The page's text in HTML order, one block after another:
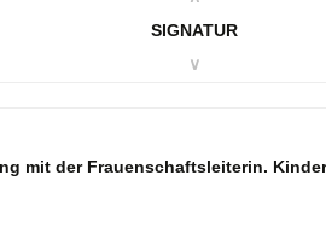
SIGNATUR
∨
mit der Frauenschaftsleiterin.